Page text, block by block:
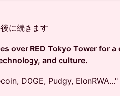
に続きます
over RED Tokyo Tower for
and culture.
DOGE, Pudgy, ElonRWA..."